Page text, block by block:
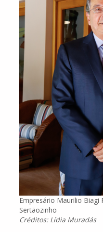
Empresário Maurilio Biagi
Sertãozinho
Créditos: Lídia Muradás